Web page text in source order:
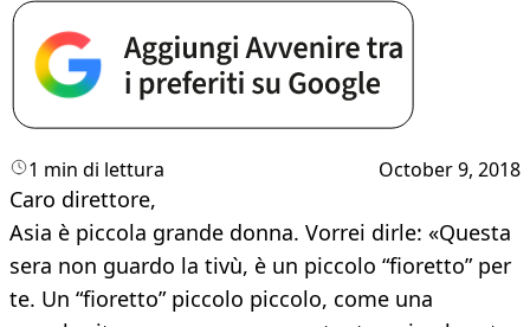
1 min di lettura October 9, 2018
Caro direttore,
Asia è piccola grande donna. Vorrei dirle: «Questa
sera non guardo la tivù, è un piccolo “fioretto” per
te. Un “fioretto” piccolo piccolo, come una